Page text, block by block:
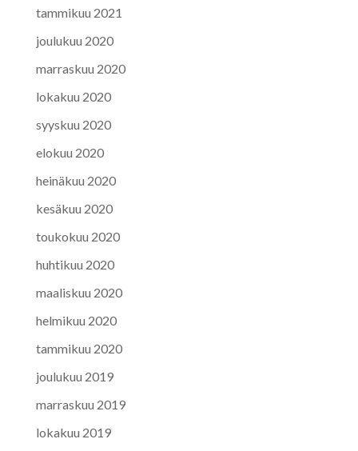
tammikuu 2021
joulukuu 2020
marraskuu 2020
lokakuu 2020
syyskuu 2020
elokuu 2020
heinäkuu 2020
kesäkuu 2020
toukokuu 2020
huhtikuu 2020
maaliskuu 2020
helmikuu 2020
tammikuu 2020
joulukuu 2019
marraskuu 2019
lokakuu 2019